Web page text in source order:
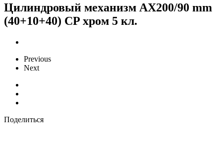
Цилиндровый механизм AX200/90 mm
(40+10+40) CP хром 5 кл.
Previous
Next
Поделиться